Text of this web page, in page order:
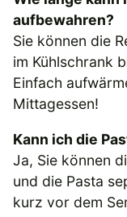
aufbewahren?
Sie können die
im Kühlschrank
Einfach
Mittagessen!
Kann ich die
Ja, Sie können
und die Pasta
kurz vor dem